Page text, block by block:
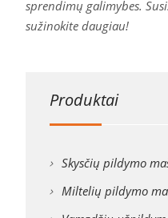
sprendimų galimybes.
sužinokite daugiau!
Produktai
Skysčių pildymo
Miltelių pildymo